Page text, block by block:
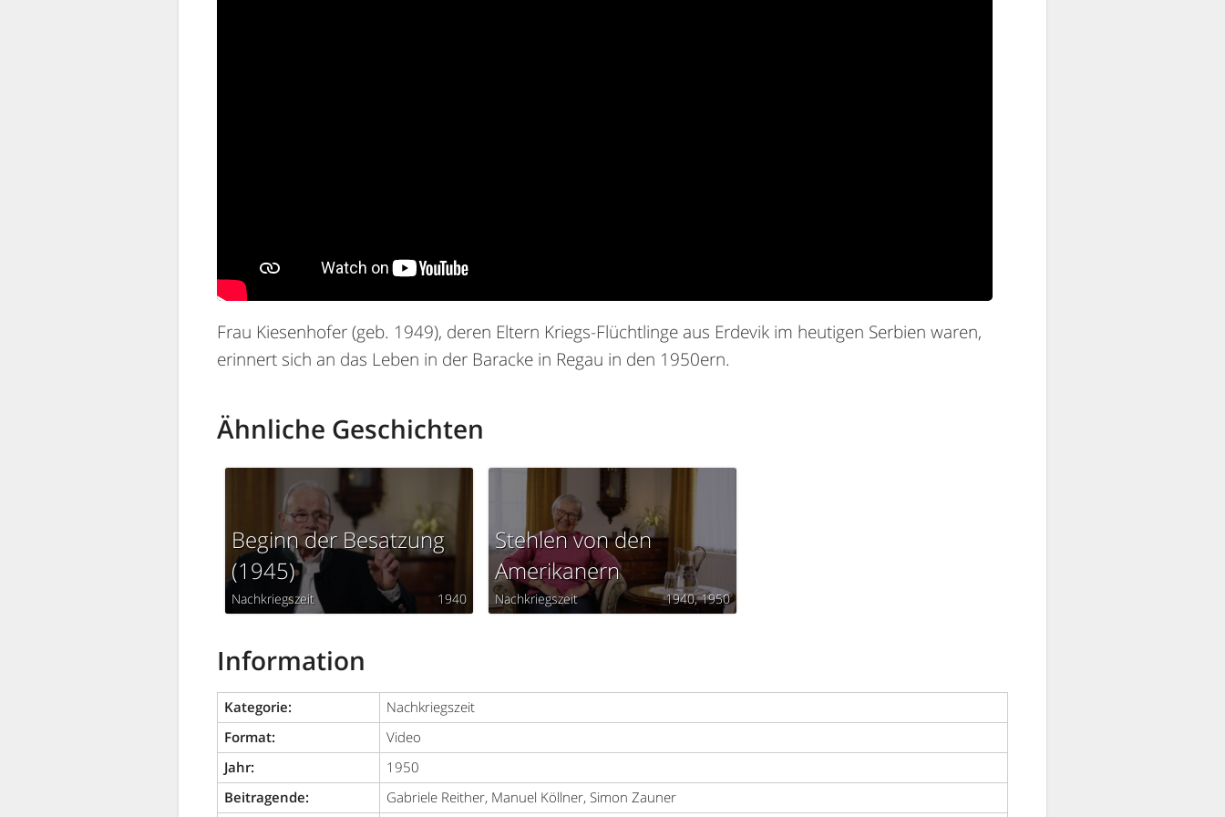
Frau Kiesenhofer (geb. 1949), deren Eltern Kriegs-Flüchtlinge aus Erdevik im heutigen Serbien waren,
erinnert sich an das Leben in der Baracke in Regau in den 1950ern.
Ähnliche Geschichten
Beginn der Besatzung
(1945)
Nachkriegszeit 1940
Stehlen von den
Amerikanern
Nachkriegszeit 1940 1950
Information
Kategorie:
Nachkriegszeit
Format:
Video
Jahr:
1950
Beitragende:
Gabriele Reither, Manuel Köllner, Simon Zauner